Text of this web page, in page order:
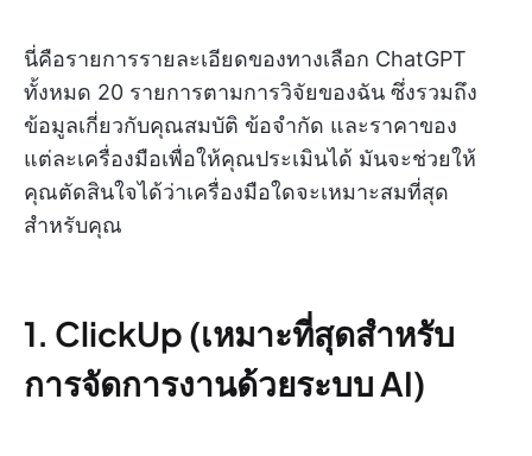
นี่คือรายการรายละเอียดของทางเลือก ChatGPT
ทั้งหมด 20 รายการตามการวิจัยของฉัน ซึ่งรวมถึง
ข้อมูลเกี่ยวกับคุณสมบัติ ข้อจำกัด และราคาของ
แต่ละเครื่องมือเพื่อให้คุณประเมินได้ มันจะช่วยให้
คุณตัดสินใจได้ว่าเครื่องมือใดจะเหมาะสมที่สุด
สำหรับคุณ
1. ClickUp (เหมาะที่สุดสำหรับ
การจัดการงานด้วยระบบ AI)